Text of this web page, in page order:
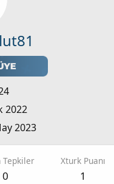
2022
2023
Tepkiler
0
Xturk Puanı
1